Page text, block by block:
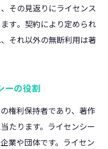
その見返りにライセンス
す​。契約により定められ
それ以外の無断利用は著
ーの役割
権利保持者であり、著作
たります。ライセンシー
業や団体です。ライセン